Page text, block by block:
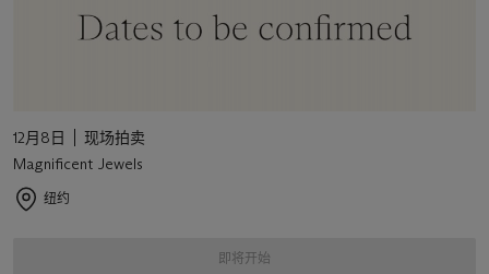
12月8日
现场拍卖
Magnificent Jewels
纽约
即将开始